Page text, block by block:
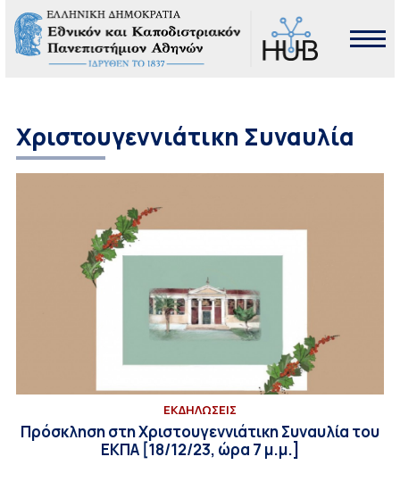
Xριστουγεννιάτικη Συναυλία
ΕΚΔΗΛΩΣΕΙΣ
Πρόσκληση στη Xριστουγεννιάτικη Συναυλία του
ΕΚΠΑ [18/12/23, ώρα 7 μ.μ.]